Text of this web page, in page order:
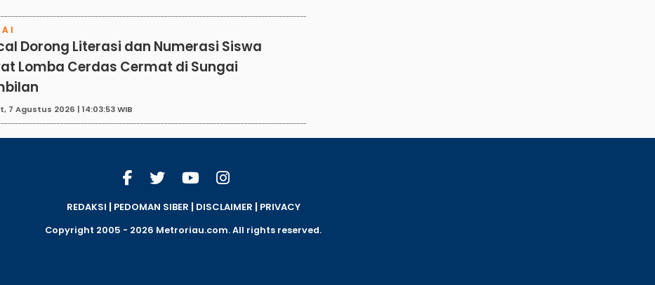
Dorong Literasi dan Numerasi Siswa
Lomba Cerdas Cermat di Sungai
7 Agustus 2026 | 14:03:53 WIB
REDAKSI | PEDOMAN SIBER | DISCLAIMER | PRIVACY
Copyright 2005 - 2026 Metroriau.com. All rights reserved.